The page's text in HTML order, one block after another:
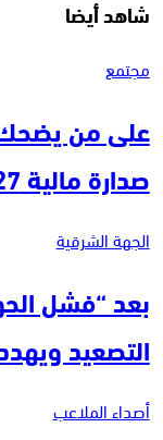
شاهد أيضا
مجتمع
على من
صدارة مالية 2027 قبل أسابيع من الانتخابات
الجهة الشرقية
بعد “فشل
التصعيد
أصداء الملاعب